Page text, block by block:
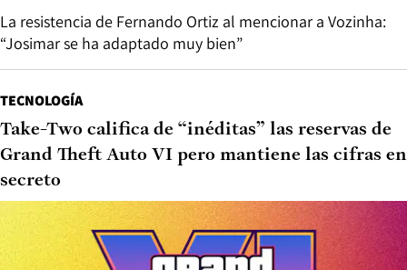
La resistencia de Fernando Ortiz al mencionar a Vozinha:
“Josimar se ha adaptado muy bien”
TECNOLOGÍA
Take-Two califica de “inéditas” las reservas de
Grand Theft Auto VI pero mantiene las cifras en
secreto